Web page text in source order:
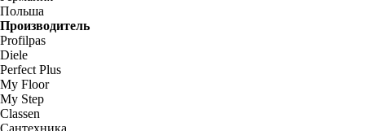
Польша
Производитель
Profilpas
Diele
Perfect Plus
My Floor
My Step
Classen
Сантехника